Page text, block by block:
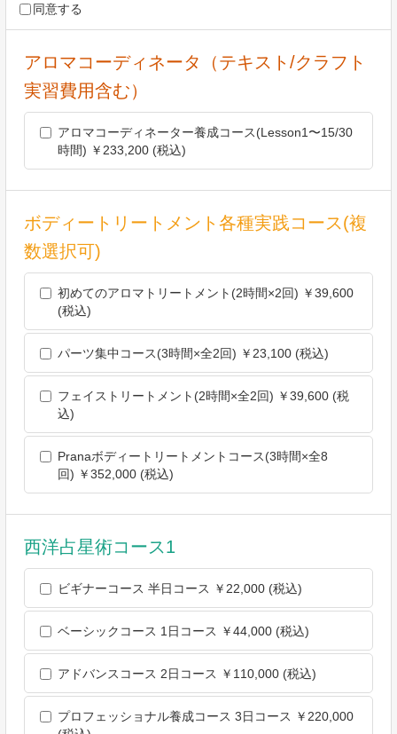
第2条（個人情報の収集方法）
当社は，ユーザーが利用登録をする際に氏名，生年月日，住
ード番号，運転免許証番号などの個人情報をお尋ねすることが
あります。また，ユーザーと提携先などとの間でなされたユー
ザーの個人情報を含む取引記録や決済に関する情報を,当社の
提携先（情報提供元，広告主，広告配信先などを含みます。以
下，｢提携先｣といいます。）などから収集することがありま
す。
当社が個人情報を収集・利用する目的は，以下のとおりです。
当社サービスの提供・運営のため
ユーザーからのお問い合わせに回答するため（本人確認を行う
ことを含む）
るため
メンテナンス，重要なお知らせなど必要に応じたご連絡のため
利用規約に違反したユーザーや，不正・不当な目的でサービス
を利用しようとするユーザーの特定をし，ご利用をお断りする
ため
ユーザーにご自身の登録情報の閲覧や変更，削除，ご利用状況
の閲覧を行っていただくため
上記の利用目的に付随する目的
第4条（利用目的の変更）
当社は，利用目的が変更前と関連性を有すると合理的に認めら
す。
利用目的の変更を行った場合には，変更後の目的について，当
社所定の方法により，ユーザーに通知し，または本ウェブサイ
ト上に公表するものとします。
第5条（個人情報の第三者提供）
当社は，次に掲げる場合を除いて，あらかじめユーザーの同意
を得ることなく，第三者に個人情報を提供することはありませ
同意する
アロマコーディネータ（テキスト/クラフト
実習費用含む）
アロマコーディネーター養成コース(Lesson1〜15/30
時間) ￥233,200 (税込)
ボディートリートメント各種実践コース(複
数選択可)
初めてのアロマトリートメント(2時間×2回) ￥39,600
(税込)
パーツ集中コース(3時間×全2回) ￥23,100 (税込)
フェイストリートメント(2時間×全2回) ￥39,600 (税
込)
Pranaボディートリートメントコース(3時間×全8
回) ￥352,000 (税込)
西洋占星術コース1
ビギナーコース 半日コース ￥22,000 (税込)
ベーシックコース 1日コース ￥44,000 (税込)
アドバンスコース 2日コース ￥110,000 (税込)
プロフェッショナル養成コース 3日コース ￥220,000